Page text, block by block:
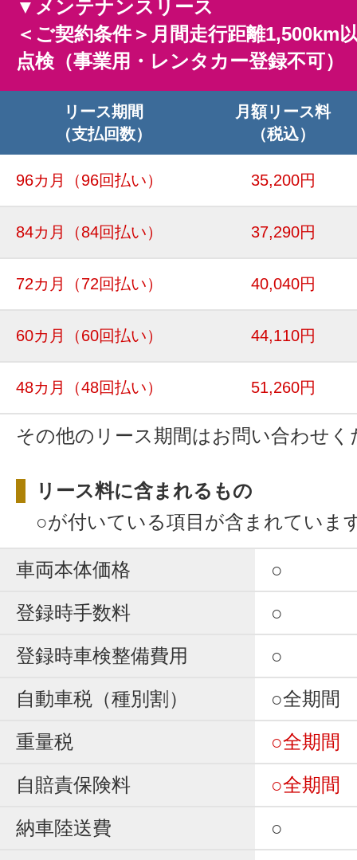
▼メンテナンスリース
＜ご契約条件＞月間走行距離1,500km
点検（事業用・レンタカー登録不可）
リース期間
（支払回数）
月額リース料
（税込）
96カ月 （96回払い） 35,200円
84カ月 （84回払い） 37,290円
72カ月 （72回払い） 40,040円
60カ月 （60回払い） 44,110円
48カ月 （48回払い） 51,260円
その他のリース期間はお問い合わせく
リース料に含まれるもの
○が付いている項目が含まれていま
車両本体価格
○
登録時手数料
○
登録時車検整備費用
○
自動車税（種別割）
○全期間
重量税
○全期間
自賠責保険料
○全期間
納車陸送費
○